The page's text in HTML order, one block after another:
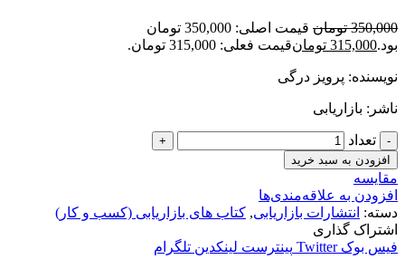
350,000 تومان
قیمت اصلی: 350,000 تومان
بود.315,000 تومانقیمت فعلی: 315,000 تومان.
نویسنده: پرویز درگی
ناشر: بازاریابی
تعداد
افزودن به سبد خرید
مقایسه
افزودن به علاقه‌مندی‌ها
دسته: انتشارات بازاریابی, کتاب های بازاریابی (کسب و کار)
اشتراک گذاری
فیس بوک Twitter پینترست لینکدین تلگرام